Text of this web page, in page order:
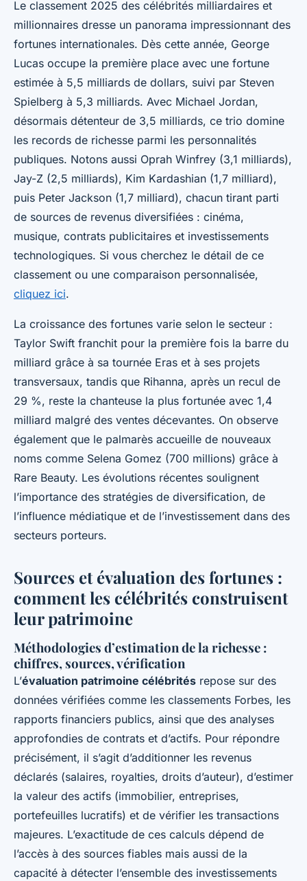
Le classement 2025 des célébrités milliardaires et
millionnaires dresse un panorama impressionnant des
fortunes internationales. Dès cette année, George
Lucas occupe la première place avec une fortune
estimée à 5,5 milliards de dollars, suivi par Steven
Spielberg à 5,3 milliards. Avec Michael Jordan,
désormais détenteur de 3,5 milliards, ce trio domine
les records de richesse parmi les personnalités
publiques. Notons aussi Oprah Winfrey (3,1 milliards),
Jay-Z (2,5 milliards), Kim Kardashian (1,7 milliard),
puis Peter Jackson (1,7 milliard), chacun tirant parti
de sources de revenus diversifiées : cinéma,
musique, contrats publicitaires et investissements
technologiques. Si vous cherchez le détail de ce
classement ou une comparaison personnalisée,
cliquez ici.
La croissance des fortunes varie selon le secteur :
Taylor Swift franchit pour la première fois la barre du
milliard grâce à sa tournée Eras et à ses projets
transversaux, tandis que Rihanna, après un recul de
29 %, reste la chanteuse la plus fortunée avec 1,4
milliard malgré des ventes décevantes. On observe
également que le palmarès accueille de nouveaux
noms comme Selena Gomez (700 millions) grâce à
Rare Beauty. Les évolutions récentes soulignent
l’importance des stratégies de diversification, de
l’influence médiatique et de l’investissement dans des
secteurs porteurs.
Sources et évaluation des fortunes :
comment les célébrités construisent
leur patrimoine
Méthodologies d’estimation de la richesse :
chiffres, sources, vérification
L’évaluation patrimoine célébrités repose sur des
données vérifiées comme les classements Forbes, les
rapports financiers publics, ainsi que des analyses
approfondies de contrats et d’actifs. Pour répondre
précisément, il s’agit d’additionner les revenus
déclarés (salaires, royalties, droits d’auteur), d’estimer
la valeur des actifs (immobilier, entreprises,
portefeuilles lucratifs) et de vérifier les transactions
majeures. L’exactitude de ces calculs dépend de
l’accès à des sources fiables mais aussi de la
capacité à détecter l’ensemble des investissements